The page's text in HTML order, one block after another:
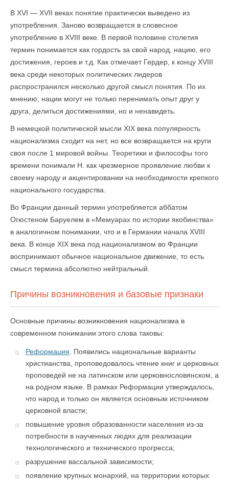
В XVI — XVII веках понятие практически выведено из
употребления. Заново возвращается в словесное
употребление в XVIII веке. В первой половине столетия
термин понимается как гордость за свой народ, нацию, его
достижения, героев и т.д. Как отмечает Гердер, к концу XVIII
века среди некоторых политических лидеров
распространился несколько другой смысл понятия. По их
мнению, нации могут не только перенимать опыт друг у
друга, делиться достижениями, но и ненавидеть.
В немецкой политической мысли XIX века популярность
национализма сходит на нет, но все возвращается на круги
своя после 1 мировой войны. Теоретики и философы того
времени понимали Н. как чрезмерное проявление любви к
своему народу и акцентировании на необходимости крепкого
национального государства.
Во Франции данный термин употребляется аббатом
Огюстеном Баруелем в «Мемуарах по истории якобинства»
в аналогичном понимании, что и в Германии начала XVIII
века. В конце XIX века под национализмом во Франции
воспринимают обычное национальное движение, то есть
смысл термина абсолютно нейтральный.
Причины возникновения и базовые признаки
Основные причины возникновения национализма в
современном понимании этого слова таковы:
Реформация. Появились национальные варианты
христианства, проповедовалось чтение книг и церковных
проповедей не на латинском или церковнословянском, а
на родном языке. В рамках Реформации утверждалось,
что народ и только он является основным источником
церковной власти;
повышение уровня образованности населения из-за
потребности в наученных людях для реализации
технологического и технического прогресса;
разрушение вассальной зависимости;
появление крупных монархий, на территории которых